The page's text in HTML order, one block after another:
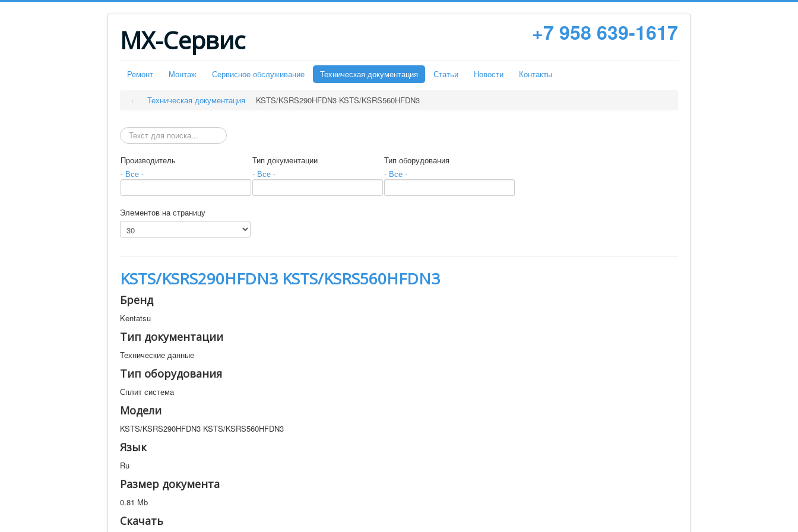
МХ-Сервис +7 958 639-1617
Ремонт Монтаж Сервисное обслуживание Техническая документация Статьи Новости Контакты
Техническая документация
KSTS/KSRS290HFDN3 KSTS/KSRS560HFDN3
Производитель
- Все -
Тип документации
- Все -
Тип оборудования
- Все -
Элементов на страницу
KSTS/KSRS290HFDN3 KSTS/KSRS560HFDN3
Бренд
Kentatsu
Тип документации
Технические данные
Тип оборудования
Сплит система
Модели
KSTS/KSRS290HFDN3 KSTS/KSRS560HFDN3
Язык
Ru
Размер документа
0.81 Mb
Скачать